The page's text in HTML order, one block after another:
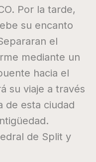
Por la tarde,
su encanto
el
mediante un
hacia el
su viaje a través
de esta ciudad
de Split y